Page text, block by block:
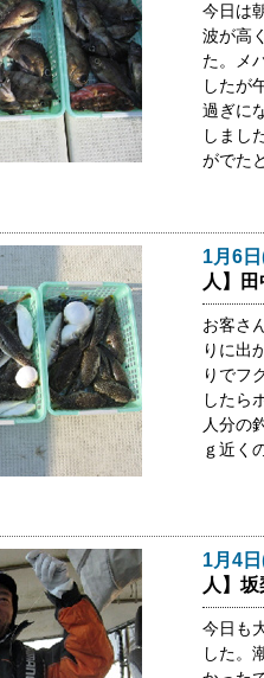
今日は
波が高
た。メ
したが
過ぎに
しまし
がでた
1月6
人】
お客さ
りに出
りでフ
したら
人分の
ｇ近く
1月4
人】
今日も
した。